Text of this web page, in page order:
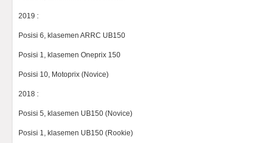
2019 :
Posisi 6, klasemen ARRC UB150
Posisi 1, klasemen Oneprix 150
Posisi 10, Motoprix (Novice)
2018 :
Posisi 5, klasemen UB150 (Novice)
Posisi 1, klasemen UB150 (Rookie)